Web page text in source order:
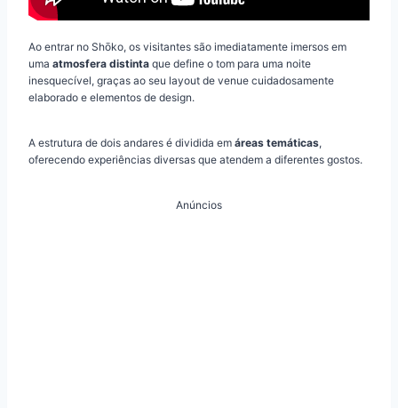
Ao entrar no Shōko, os visitantes são imediatamente imersos em
uma atmosfera distinta que define o tom para uma noite
inesquecível, graças ao seu layout de venue cuidadosamente
elaborado e elementos de design.
A estrutura de dois andares é dividida em áreas temáticas,
oferecendo experiências diversas que atendem a diferentes gostos.
Anúncios